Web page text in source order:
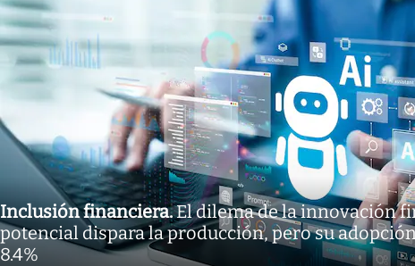
Inclusión financiera.El dilema de la innovación
potencial dispara la producción, pero su
8.4%